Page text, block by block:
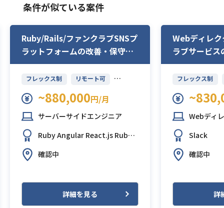
条件が似ている案件
Ruby/Rails/ファンクラブSNSプ
ラットフォームの改善・保守業
務
フレックス制 リモート可
~880,000円/月
サーバーサイドエンジニア
RubyAngular React.js Ruby o
eb Services)
確認中
詳細を見る
Webディレ
ラブサービ
フレックス制
Webディ
Slack
確認中
詳